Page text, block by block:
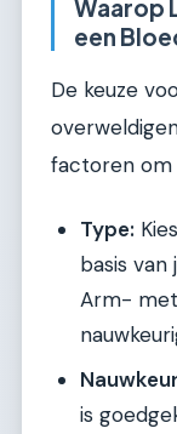
Waarop
een
De keuze
factoren om
Type:
basis van
Arm-
is